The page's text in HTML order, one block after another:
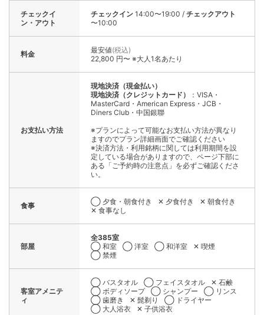
チェックイ
ン・アウト
チェックイン 14:00〜19:00 / チェックアウト
〜10:00
料金 最安値(税込)
22,800 円〜 ※大人1名あたり
お支払い方法
現地決済（現金払い）
現地決済（クレジットカード）
：VISA・
MasterCard・American Express・JCB・
Diners Club・中国銀聯
※プランによって可能なお支払い方法が異なり
ますのでプラン詳細画面でご確認ください
※決済方法・利用銘柄に関しては利用期間を設
定している場合がありますので、ページ下部に
ある「ご予約時の注意点」を必ずご確認くださ
い。
食事 ◯ 夕食・朝食付き ✕ 夕食付き
✕ 朝食付き
✕ 食事なし
部屋
全385室
◯ 和室
◯ 洋室 ◯ 和洋室
✕ 喫煙
◯ 禁煙
客室アメニテ
ィ
◯ バスタオル ◯ フェイスタオル
✕ 石鹸
◯ ボディソープ
◯ シャンプー
◯ リンス
◯ 歯磨き
✕ 髭剃り
◯ ドライヤー
◯ 大人浴衣
✕ 子供浴衣